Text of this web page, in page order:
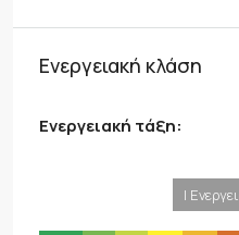
Ενεργειακή κλάση
Ενεργειακή τάξη:
|